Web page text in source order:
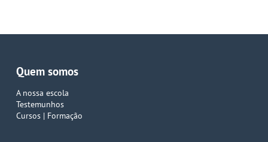
Quem somos
A nossa escola
Testemunhos
Cursos | Formação